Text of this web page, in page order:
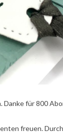
Danke für 800
freuen.